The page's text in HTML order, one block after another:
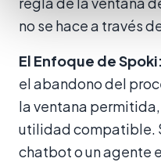
no se hace a través
El Enfoque de Spoki:
el abandono del
la ventana
utilidad compatible.
chatbot o un agente